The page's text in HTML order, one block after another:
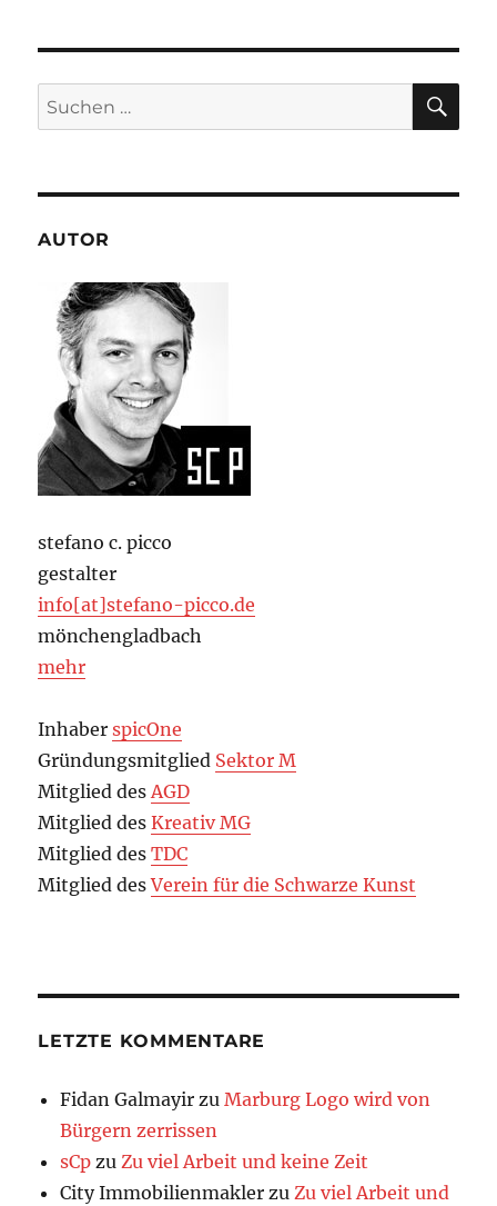
Suchen
nach:
AUTOR
stefano c. picco
gestalter
info[at]stefano-picco.de
mönchengladbach
mehr
InhaberspicOne
Gründungsmitglied Sektor M
Mitglied desAGD
Mitglied desKreativ MG
Mitglied desTDC
Mitglied desVerein für die Schwarze Kunst
LETZTE KOMMENTARE
Fidan Galmayir zuMarburg Logo wird von
Bürgern zerrissen
sCp zuZu viel Arbeit und keine Zeit
City Immobilienmakler zuZu viel Arbeit und